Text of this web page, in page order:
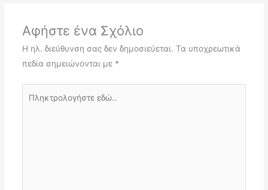
Αφήστε ένα Σχόλιο
Η ηλ. διεύθυνση σας δεν δημοσιεύεται. Τα υποχρεωτικά
πεδία σημειώνονται με *